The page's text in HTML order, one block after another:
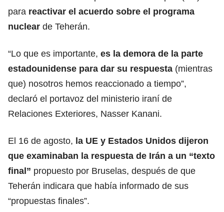
para reactivar el acuerdo sobre el programa
nuclear de Teherán.
“Lo que es importante, es la demora de la parte
estadounidense para dar su respuesta (mientras
que) nosotros hemos reaccionado a tiempo”,
declaró el portavoz del ministerio iraní de
Relaciones Exteriores, Nasser Kanani.
El 16 de agosto, la UE y Estados Unidos dijeron
que examinaban la respuesta de Irán a un “texto
final” propuesto por Bruselas, después de que
Teherán indicara que había informado de sus
“propuestas finales”.